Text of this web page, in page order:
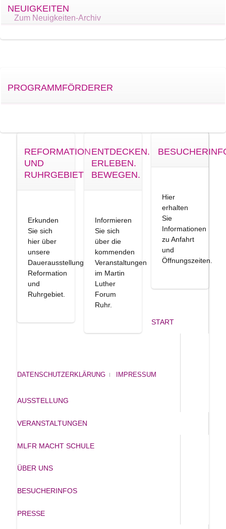
NEUIGKEITEN
Zum Neuigkeiten-Archiv
PROGRAMMFÖRDERER
REFORMATION
UND
RUHRGEBIET
Erkunden
Sie sich
hier über
unsere
Dauerausstellung
Reformation
und
Ruhrgebiet.
ENTDECKEN.
ERLEBEN.
BEWEGEN.
Informieren
Sie sich
über die
kommenden
Veranstaltungen
im Martin
Luther
Forum
Ruhr.
Hier
erhalten
Sie
Informationen
zu Anfahrt
und
Öffnungszeiten.
DATENSCHUTZERKLÄRUNG IMPRESSUM
START
AUSSTELLUNG
VERANSTALTUNGEN
MLFR MACHT SCHULE
ÜBER UNS
BESUCHERINFOS
PRESSE